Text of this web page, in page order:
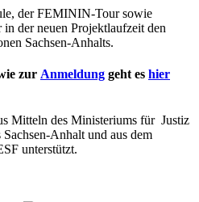
der FEMININ-Tour sowie
der neuen Projektlaufzeit den
Sachsen-Anhalts.
zur Anmeldung geht es hier
Mitteln des Ministeriums für Justiz
Anhalt und aus dem
unterstützt.